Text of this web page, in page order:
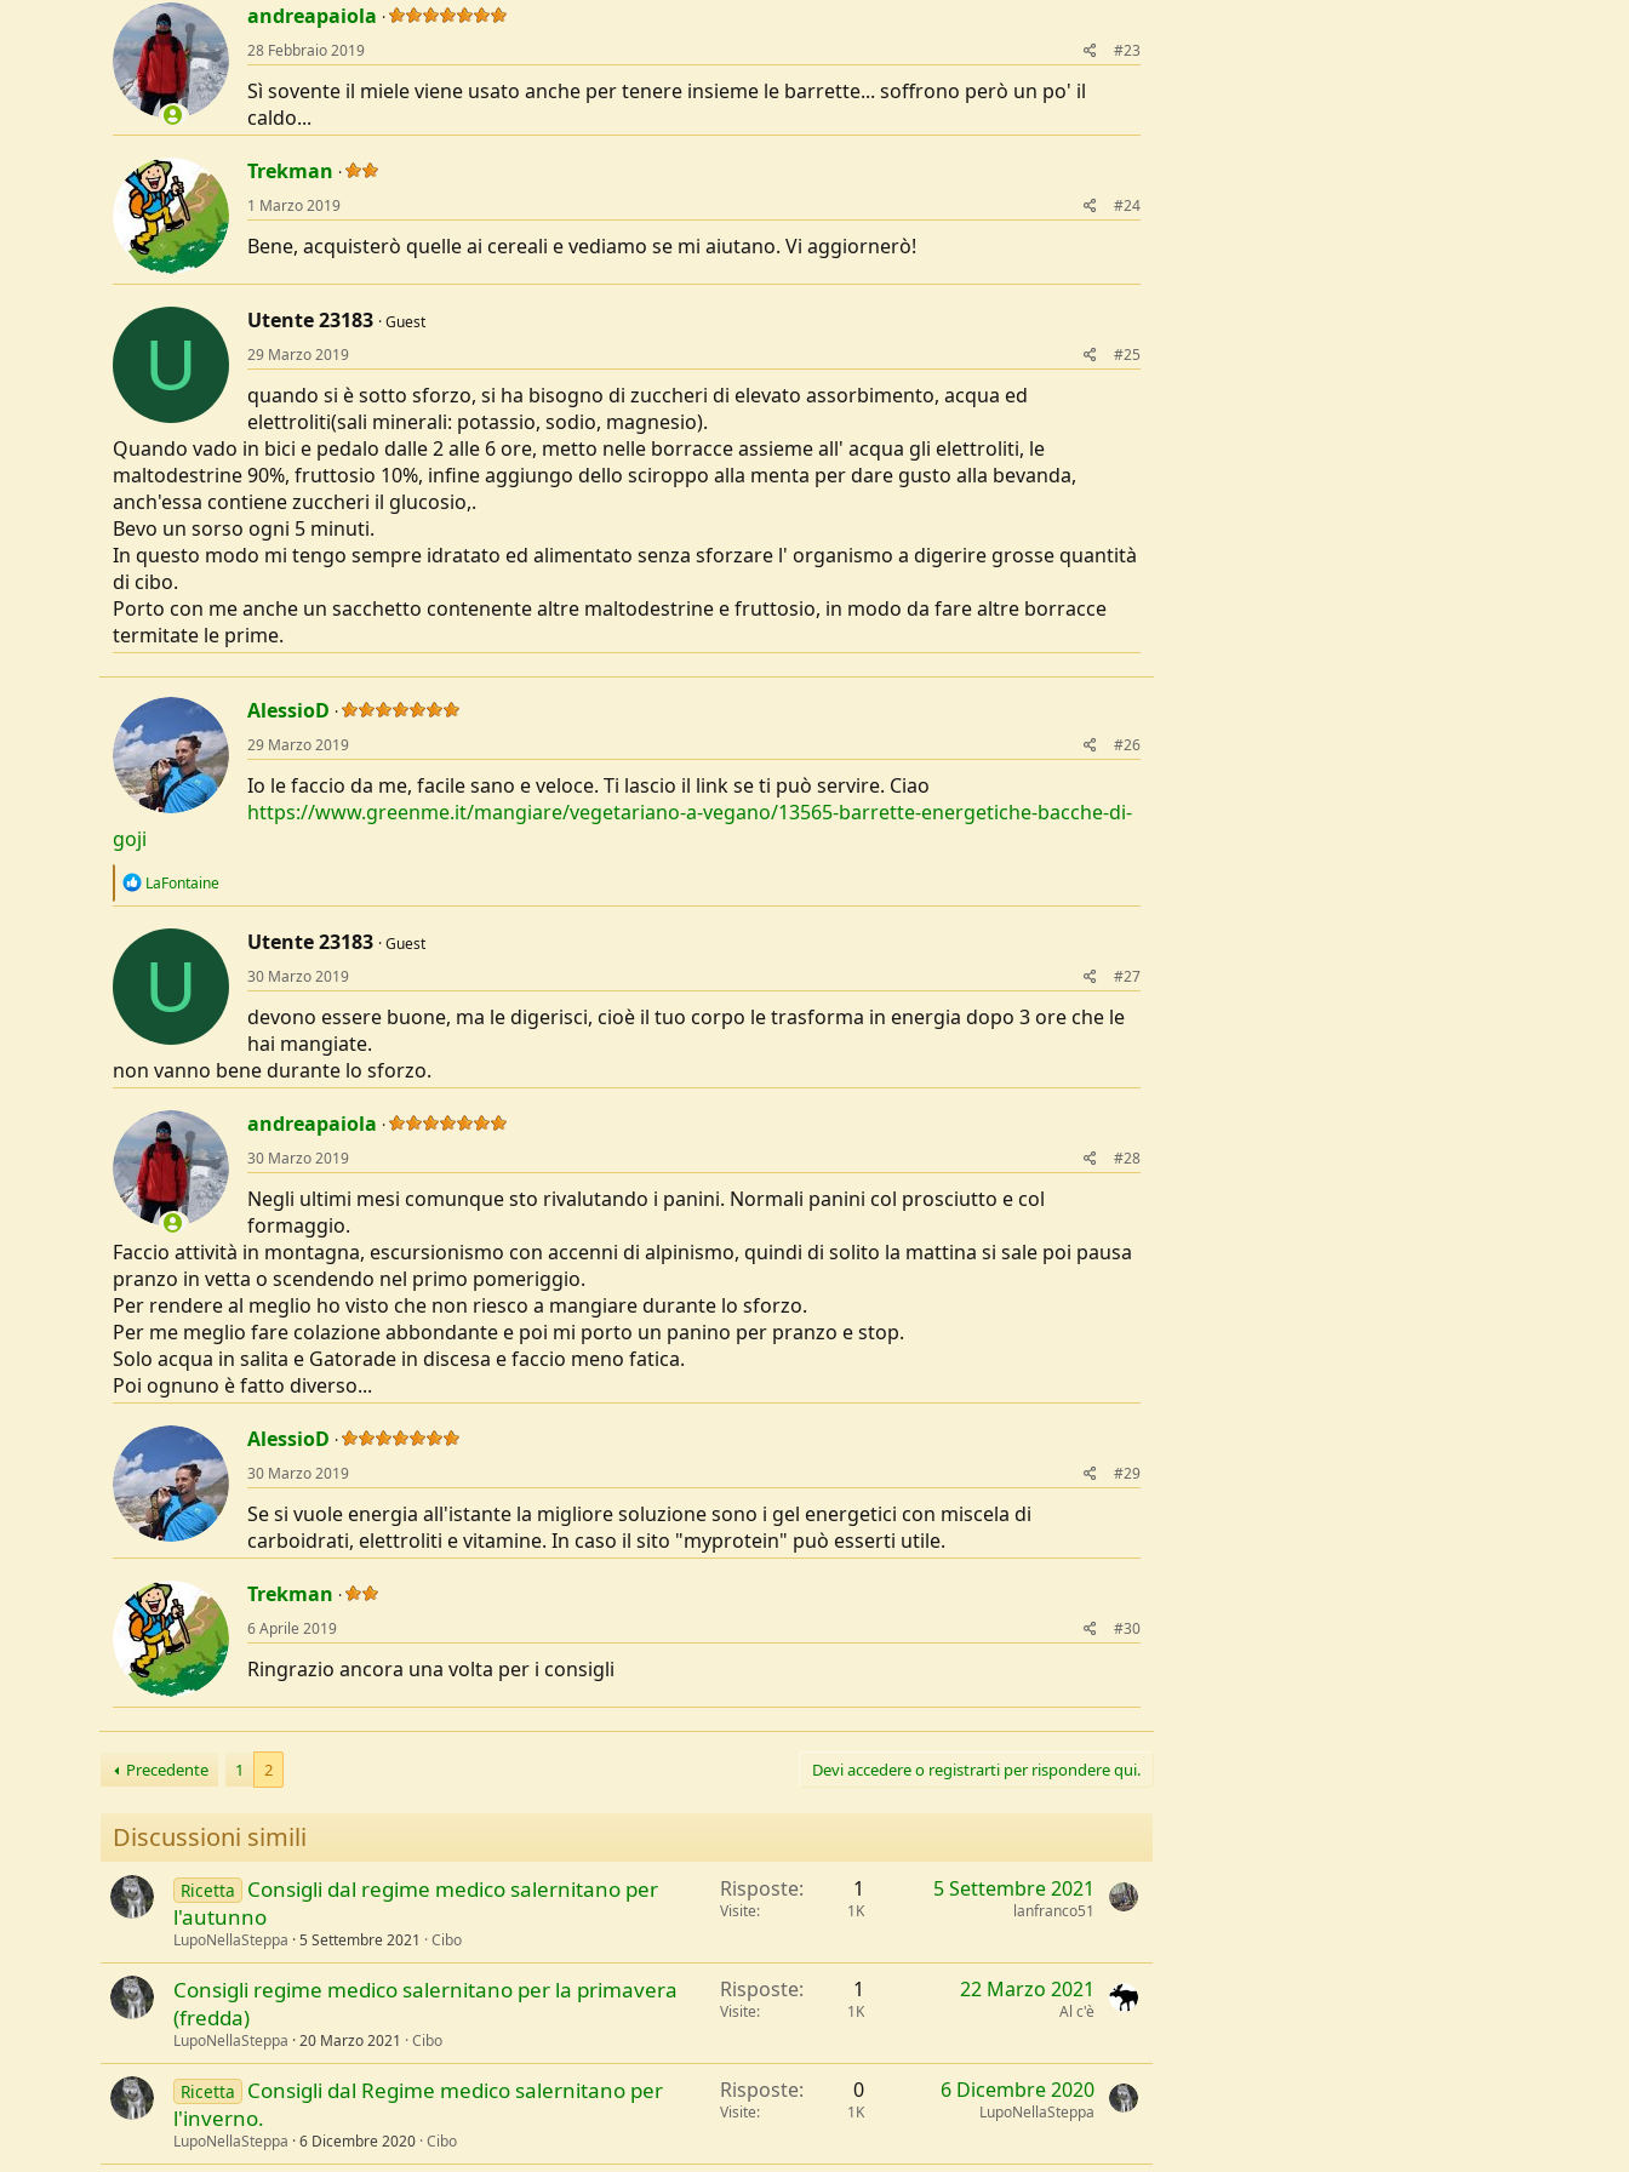
andreapaiola
28 Febbraio 2019 #23
Sì sovente il miele viene usato anche per tenere insieme le barrette... soffrono però un po' il
caldo...
Trekman
1 Marzo 2019 #24
Bene, acquisterò quelle ai cereali e vediamo se mi aiutano. Vi aggiornerò!
U
Utente 23183 Guest
29 Marzo 2019
#25
quando si è sotto sforzo, si ha bisogno di zuccheri di elevato assorbimento, acqua ed
elettroliti(sali minerali: potassio, sodio, magnesio).
Quando vado in bici e pedalo dalle 2 alle 6 ore, metto nelle borracce assieme all' acqua gli elettroliti, le
maltodestrine 90%, fruttosio 10%, infine aggiungo dello sciroppo alla menta per dare gusto alla bevanda,
anch'essa contiene zuccheri il glucosio,.
Bevo un sorso ogni 5 minuti.
In questo modo mi tengo sempre idratato ed alimentato senza sforzare l' organismo a digerire grosse quantità
di cibo.
Porto con me anche un sacchetto contenente altre maltodestrine e fruttosio, in modo da fare altre borracce
termitate le prime.
AlessioD
29 Marzo 2019 #26
Io le faccio da me, facile sano e veloce. Ti lascio il link se ti può servire. Ciao
https://www.greenme.it/mangiare/vegetariano-a-vegano/13565-barrette-energetiche-bacche-di-
goji
R
c
o
s
LaFontaine
U
Utente 23183 Guest
30 Marzo 2019
#27
devono essere buone, ma le digerisci, cioè il tuo corpo le trasforma in energia dopo 3 ore che le
hai mangiate.
non vanno bene durante lo sforzo.
andreapaiola
30 Marzo 2019 #28
Negli ultimi mesi comunque sto rivalutando i panini. Normali panini col prosciutto e col
formaggio.
Faccio attività in montagna, escursionismo con accenni di alpinismo, quindi di solito la mattina si sale poi pausa
pranzo in vetta o scendendo nel primo pomeriggio.
Per rendere al meglio ho visto che non riesco a mangiare durante lo sforzo.
Per me meglio fare colazione abbondante e poi mi porto un panino per pranzo e stop.
Solo acqua in salita e Gatorade in discesa e faccio meno fatica.
Poi ognuno è fatto diverso...
AlessioD
30 Marzo 2019 #29
Se si vuole energia all'istante la migliore soluzione sono i gel energetici con miscela di
carboidrati, elettroliti e vitamine. In caso il sito "myprotein" può esserti utile.
Trekman
6 Aprile 2019 #30
Ringrazio ancora una volta per i consigli
Precedente 1 2 Devi accedere o registrarti per rispondere qui.
Discussioni simili
Ricetta
Consigli dal regime medico salernitano per
l'autunno
LupoNellaSteppa 5 Settembre 2021 Cibo
Risposte 1
Visite 1K
5 Settembre 2021
lanfranco51
Consigli regime medico salernitano per la primavera
(fredda)
LupoNellaSteppa 20 Marzo 2021 Cibo
Risposte 1
Visite 1K
22 Marzo 2021
Al c'è
Ricetta
Consigli dal Regime medico salernitano per
l'inverno.
LupoNellaSteppa 6 Dicembre 2020 Cibo
Risposte 0
Visite 1K
6 Dicembre 2020
LupoNellaSteppa